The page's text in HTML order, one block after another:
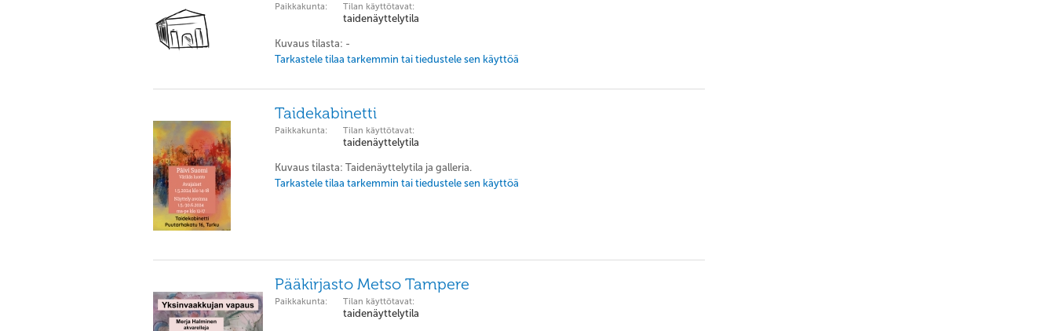
Paikkakunta: Tilan käyttötavat:
taidenäyttelytila
Kuvaus tilasta: -
Tarkastele tilaa tarkemmin tai tiedustele sen käyttöä
Taidekabinetti
Paikkakunta: Tilan käyttötavat:
taidenäyttelytila
Kuvaus tilasta: Taidenäyttelytila ja galleria.
Tarkastele tilaa tarkemmin tai tiedustele sen käyttöä
Pääkirjasto Metso Tampere
Paikkakunta: Tilan käyttötavat:
taidenäyttelytila